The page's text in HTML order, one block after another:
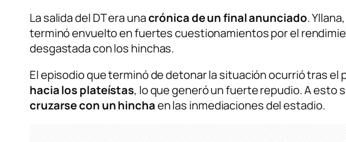
La salida del DT era una crónica de un final anunciado.
terminó envuelto en fuertes cuestionamientos por el
desgastada con los hinchas.
El episodio que terminó de detonar la situación ocurrió tras el
hacia los plateístas, lo que generó un fuerte repudio. A
cruzarse con un hincha en las inmediaciones del estadio.